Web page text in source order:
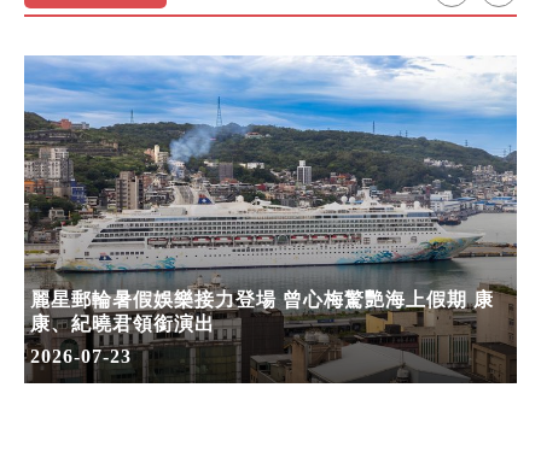
麗星郵輪暑假娛樂接力登場 曾心梅驚艷海上假期 康
康、紀曉君領銜演出
2026-07-23